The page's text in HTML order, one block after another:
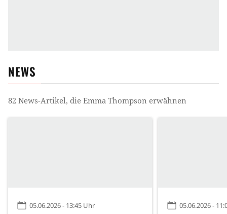
NEWS
82 News-Artikel, die Emma Thompson erwähnen
05.06.2026 - 13:45 Uhr 05.06.2026 -